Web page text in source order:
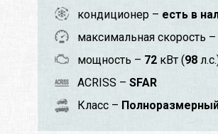
кондиционер – есть в
максимальная скорость –
мощность – 72 кВт (98
ACRISS – SFAR
Класс –